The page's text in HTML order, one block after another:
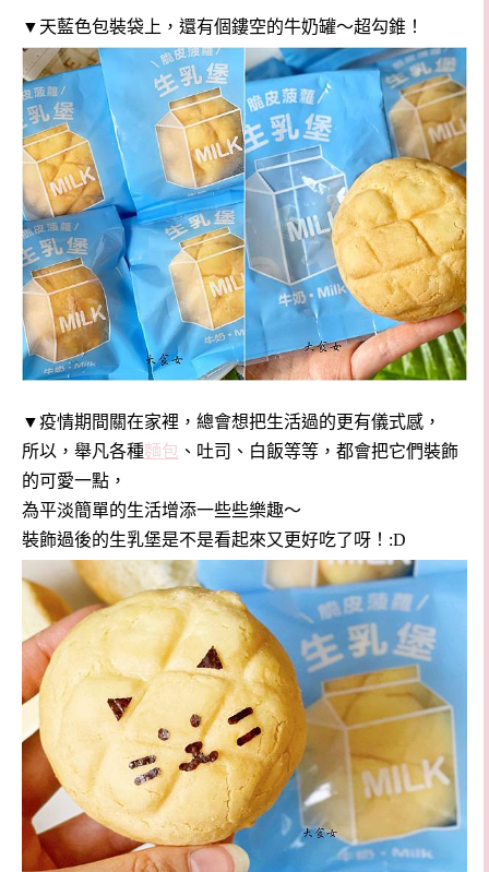
▼天藍色包裝袋上，還有個鏤空的牛奶罐～超勾錐！
▼疫情期間關在家裡，總會想把生活過的更有儀式感，
所以，舉凡各種麵包 、吐司、白飯等等，都會把它們裝飾
的可愛一點，
為平淡簡單的生活增添一些些樂趣～
裝飾過後的生乳堡是不是看起來又更好吃了呀！:D